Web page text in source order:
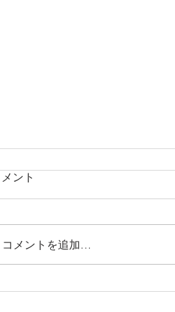
Photoshpのフィルター「炎」を
ント
コメントを追加…